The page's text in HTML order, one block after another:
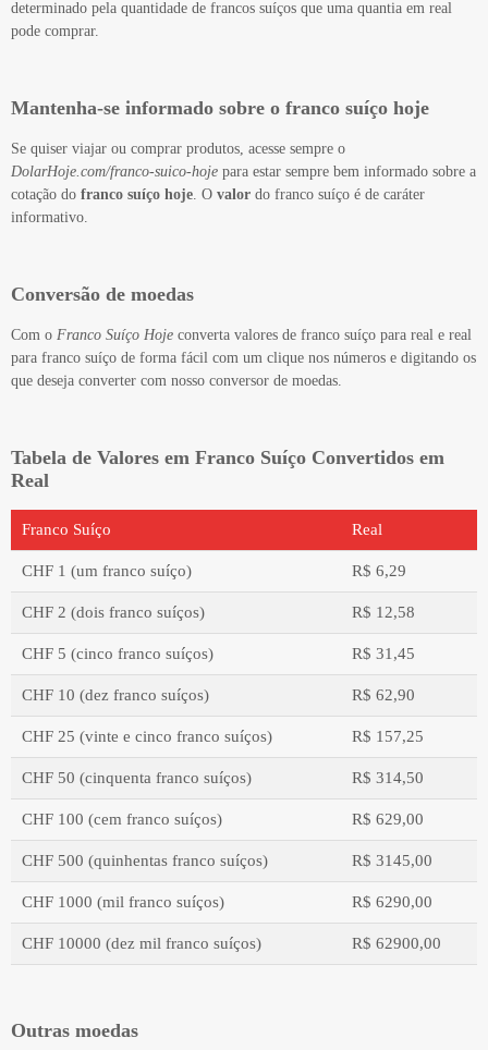
determinado pela quantidade de francos suíços que uma quantia em real
pode comprar.
Mantenha-se informado sobre o franco suíço hoje
Se quiser viajar ou comprar produtos, acesse sempre o
DolarHoje.com/franco-suico-hoje para estar sempre bem informado sobre a
cotação do franco suíço hoje . O valor do franco suíço é de caráter
informativo.
Conversão de moedas
Com o Franco Suíço Hoje converta valores de franco suíço para real e real
para franco suíço de forma fácil com um clique nos números e digitando os
que deseja converter com nosso conversor de moedas.
Tabela de Valores em Franco Suíço Convertidos em
Real
Franco Suíço Real
CHF 1 (um franco suíço) R$ 6,29
CHF 2 (dois franco suíços) R$ 12,58
CHF 5 (cinco franco suíços) R$ 31,45
CHF 10 (dez franco suíços) R$ 62,90
CHF 25 (vinte e cinco franco suíços) R$ 157,25
CHF 50 (cinquenta franco suíços) R$ 314,50
CHF 100 (cem franco suíços) R$ 629,00
CHF 500 (quinhentas franco suíços) R$ 3145,00
CHF 1000 (mil franco suíços) R$ 6290,00
CHF 10000 (dez mil franco suíços) R$ 62900,00
Outras moedas